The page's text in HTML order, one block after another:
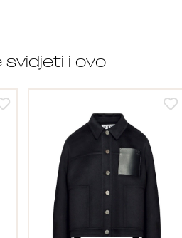
svidjeti i ovo